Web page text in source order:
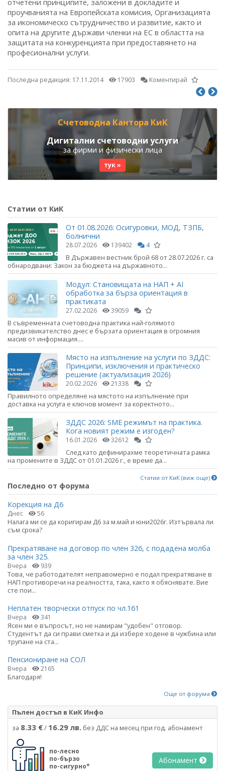
отчетени принципите, заложени в докладите и
проучванията на Европейската комисия, Организацията
за икономическо сътрудничество и развитие, както и
опита на другите държави членки на ЕС в областта на
защитата на конкуренцията при предоставянето на
професионални услуги.
Последна редакция: 17.11.2014 17903 Коментирай
Счетоводна Кантора КиК
Дигитални счетоводни услуги
за фирми и физически лица
тук »
Статии от КиК
От 01.08.2026: Осигуровки, МОД, ТЗПБ,
болнични
28.07.2026 139402 4
В Държавен вестник брой 68 от 28.07.2026 г. са
обнародвани: Закон за бюджета на държавното...
Модул: Становищата на НАП + AI
обработка за бърза ориентация в
практиката
27.02.2026 39059
В съвременната счетоводна практика най-голямото
предизвикателство днес е бързата ориентация в огромния
масив от информация....
Място на изпълнение на услуги по ЗДДС:
Принципи, изключения и практическо
решение (актуализация 2026)
20.02.2026 21338
Правилното определяне на мястото на изпълнение при
доставка на услуга е ключов момент за коректното...
ЗДДС 2026: SME режимът на практика.
Кога новият режим е изгоден?
16.01.2026 32612
След като дефинирахме теоретичната рамка
на промените в ЗДДС от 01.01.2026 г., е време да...
Статии от КиК (виж още)
Последно от форума
Корекция на Д6
Днес 56
Налага ми се да коригирам Д6 за м.май и юни2026г. Изтървала ли
съм срока?
Прекратяване на договор по член 326, с подадена молба
за член 325.
Вчера 939
Това, че работодателят неправомерно е подал прекратяване в
НАП противоречи на реалността, така, както я обяснявате. Вие
сте пои...
Неплатен творчески отпуск по чл.161
Вчера 341
Ясен ми е въпросът, но не намирам "удобен" отговор.
Студентът да си прави сметка и да избере ходене в чужбина или
трупане на ста...
Пенсиониране на СОЛ
Вчера 2165
Благодаря!
Още от форума
Пълен достъп в КиК Инфо
за 8.33 €/ 16.29 лв. без ДДС на месец при год. абонамент
по-лесно
по-бързо
по-сигурно*
Абонамент